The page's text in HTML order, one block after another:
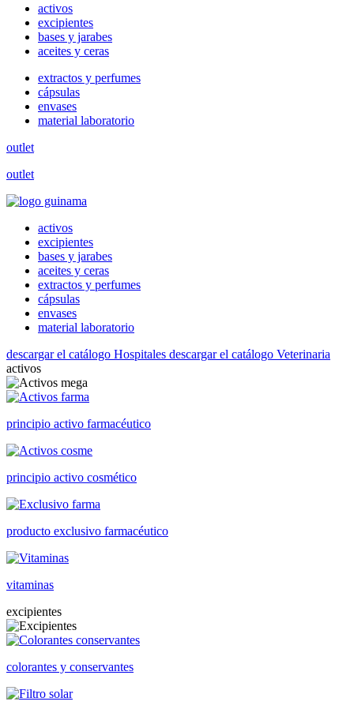
activos
excipientes
bases y jarabes
aceites y ceras
extractos y perfumes
cápsulas
envases
material laboratorio
outlet
outlet
activos
excipientes
bases y jarabes
aceites y ceras
extractos y perfumes
cápsulas
envases
material laboratorio
descargar el catálogo Hospitales descargar el catálogo Veterinaria
activos
principio activo farmacéutico
principio activo cosmético
producto exclusivo farmacéutico
vitaminas
excipientes
colorantes y conservantes